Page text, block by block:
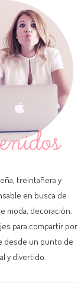
treintañera y
en busca de
moda, decoración,
para compartir por
desde un punto de
y divertido.